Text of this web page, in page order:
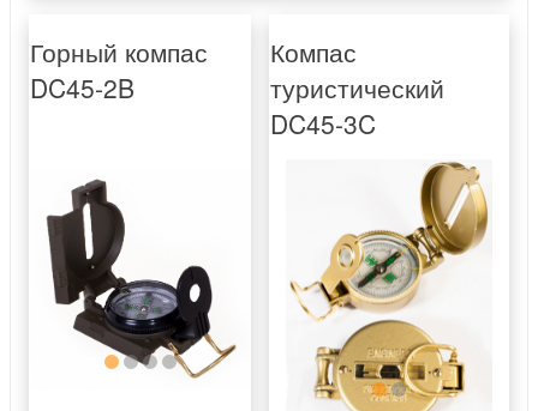
Горный компас
DC45-2B
Компас
туристический
DC45-3C